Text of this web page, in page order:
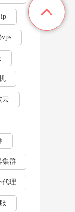
云
集群
代理